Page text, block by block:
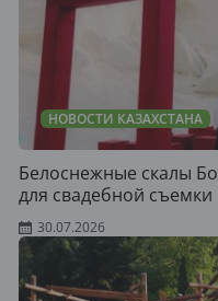
НОВОСТИ КАЗАХСТАНА
Белоснежные скалы
для свадебной съемки
30.07.2026